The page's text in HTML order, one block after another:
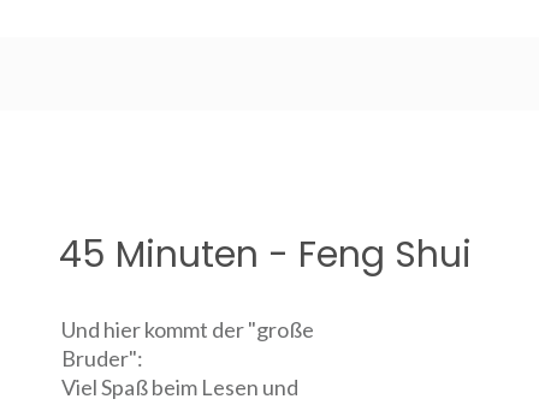
45 Minuten - Feng Shui
Und hier kommt der "große
Bruder":
Viel Spaß beim Lesen und